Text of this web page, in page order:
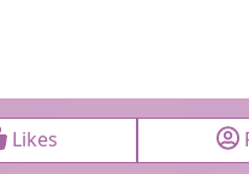
Likes